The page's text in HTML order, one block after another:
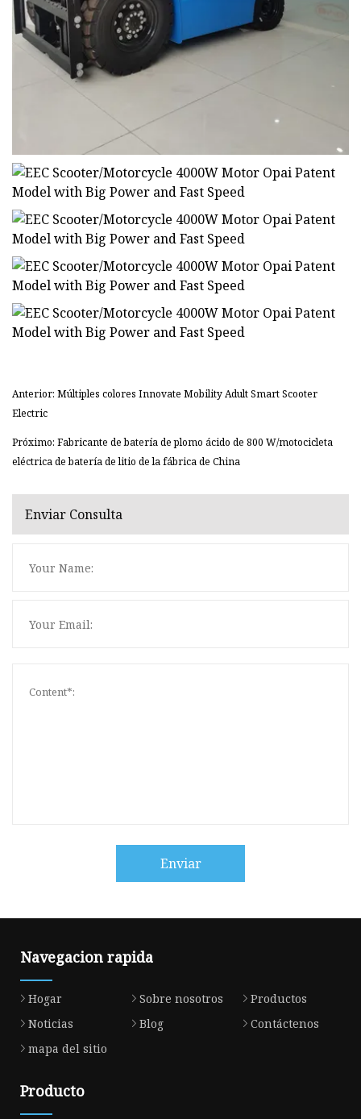
Anterior: Múltiples colores Innovate Mobility Adult Smart Scooter
Electric
Próximo: Fabricante de batería de plomo ácido de 800 W/motocicleta
eléctrica de batería de litio de la fábrica de China
Enviar Consulta
Enviar
Navegacion rapida
Hogar Sobre nosotros
Productos
Noticias
Blog
Contáctenos
mapa del sitio
Producto